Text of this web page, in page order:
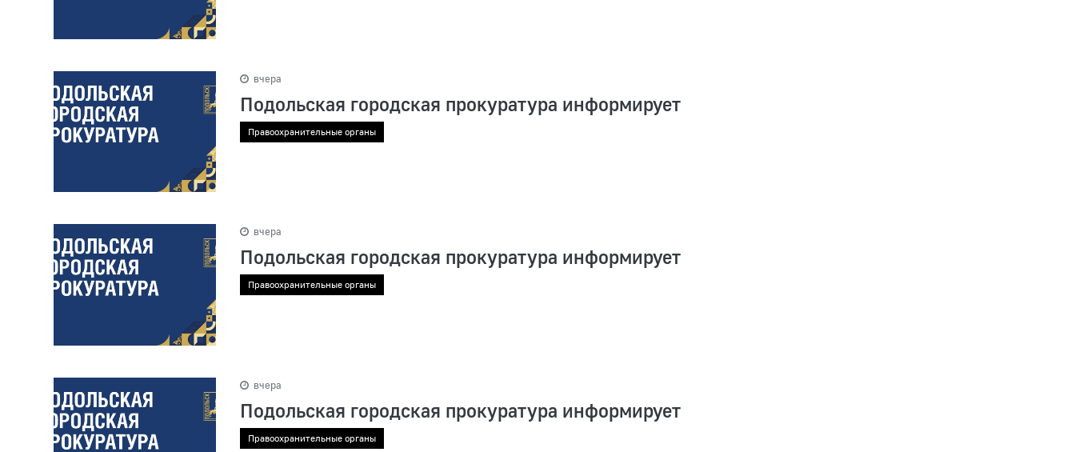
вчера
Подольская городская прокуратура информирует
Правоохранительные органы
вчера
Подольская городская прокуратура информирует
Правоохранительные органы
вчера
Подольская городская прокуратура информирует
Правоохранительные органы